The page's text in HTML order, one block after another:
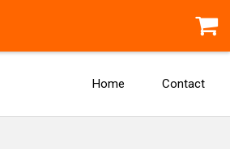
Home Contact